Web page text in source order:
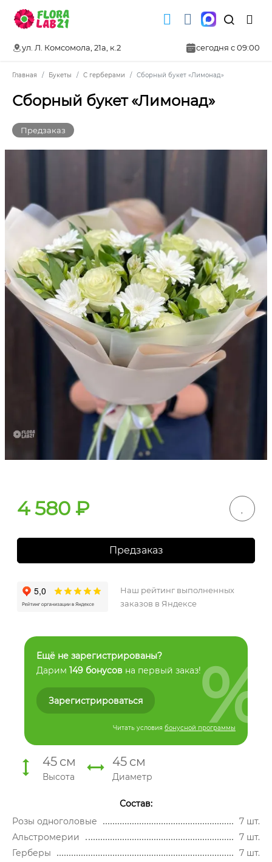
ул. Л. Комсомола, 21а, к.2 сегодня с 09:00
Главная Букеты С герберами Сборный букет «Лимонад»
Сборный букет «Лимонад»
Предзаказ
4 580 ₽
Предзаказ
Наш рейтинг выполненных
заказов в Яндексе
Ещё не зарегистрированы?
Дарим 149 бонусов на первый заказ!
Зарегистрироваться
Читать условия бонусной программы
%
45 см
Высота
45 см
Диаметр
Состав:
Розы одноголовые
7 шт.
Альстромерии
7 шт.
Герберы
7 шт.